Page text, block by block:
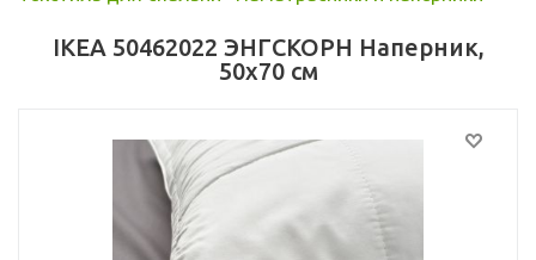
IKEA 50462022 ЭНГСКОРН Наперник,
50x70 см